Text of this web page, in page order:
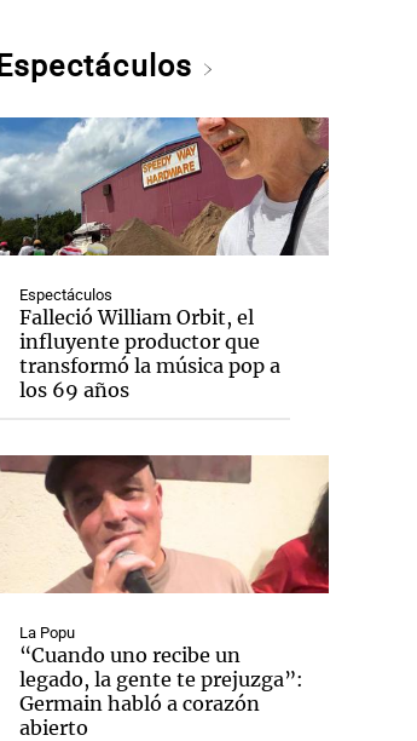
Espectáculos
Espectáculos
Falleció William Orbit, el
influyente productor que
transformó la música pop a
los 69 años
La Popu
“Cuando uno recibe un
legado, la gente te prejuzga”:
Germain habló a corazón
abierto
Notas